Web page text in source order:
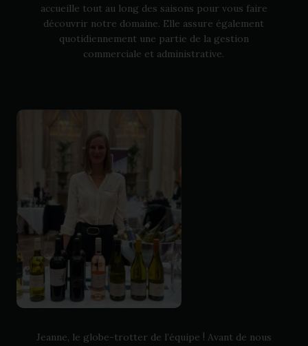
accueille tout au long des saisons pour vous faire
découvrir notre domaine. Elle assure également
quotidiennement une partie de la gestion
commerciale et administrative.
Jeanne, le globe-trotter de l’équipe ! Avant de nous